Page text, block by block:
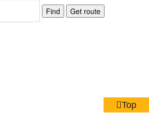
Find Get route
Top